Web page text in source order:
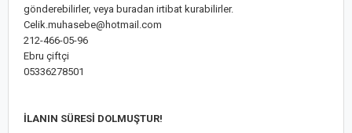
gönderebilirler, veya buradan irtibat kurabilirler.
Celik.muhasebe@hotmail.com
212-466-05-96
Ebru çiftçi
05336278501
İLANIN SÜRESİ DOLMUŞTUR!